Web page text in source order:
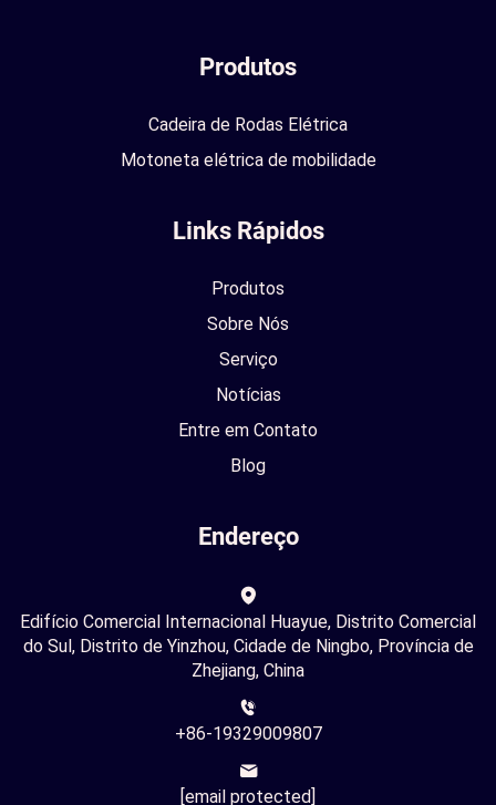
Produtos
Cadeira de Rodas Elétrica
Motoneta elétrica de mobilidade
Links Rápidos
Produtos
Sobre Nós
Serviço
Notícias
Entre em Contato
Blog
Endereço
Edifício Comercial Internacional Huayue, Distrito Comercial
do Sul, Distrito de Yinzhou, Cidade de Ningbo, Província de
Zhejiang, China
+86-19329009807
[email protected]